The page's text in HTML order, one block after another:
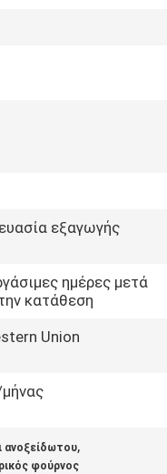
εξαγωγής
ημέρες μετά
κατάθεση
Union
ανοξείδωτου,
φούρνος